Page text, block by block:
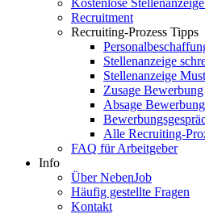
Kostenlose
Recruitment
Recruiting-Prozess Tipps
Stellenanzeige
Stellenanzeige
Zusage Bewerbung
Absage Bewerbung
Alle Recruiting-
FAQ für Arbeitgeber
Info
Über NebenJob
Häufig gestellte Fragen
Kontakt